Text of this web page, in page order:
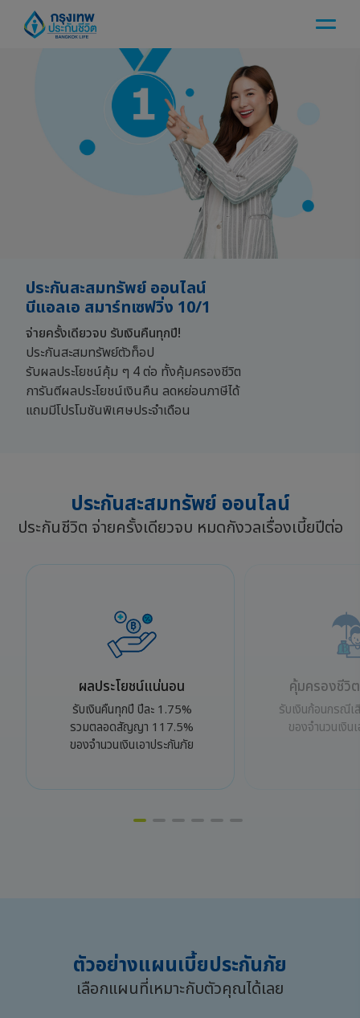
ประกันสะสมทรัพย์ ออนไลน์
บีแอลเอ สมาร์ทเซฟวิ่ง 10/1
จ่ายครั้งเดียวจบ รับเงินคืนทุกปี!
ประกันสะสมทรัพย์ตัวท็อป
รับผลประโยชน์คุ้ม ๆ 4 ต่อ ทั้งคุ้มครองชีวิต
การันตีผลประโยชน์เงินคืน ลดหย่อนภาษีได้
แถมมีโปรโมชันพิเศษประจำเดือน
ประกันสะสมทรัพย์ ออนไลน์
ประกันชีวิต จ่ายครั้งเดียวจบ หมดกังวลเรื่องเบี้ยปีต่อ
ผลประโยชน์แน่นอน
รับเงินคืนทุกปี ปีละ 1.75%
รวมตลอดสัญญา 117.5%
ของจำนวนเงินเอาประกันภัย
คุ้มครองชีวิ
รับเงินก้อนกรณี
ของจำนวนเงิน
ตัวอย่างแผนเบี้ยประกันภัย
เลือกแผนที่เหมาะกับตัวคุณได้เลย